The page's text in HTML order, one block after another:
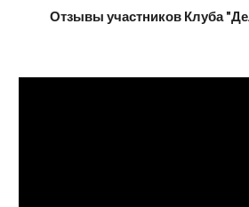
Отзывы участников Клуба